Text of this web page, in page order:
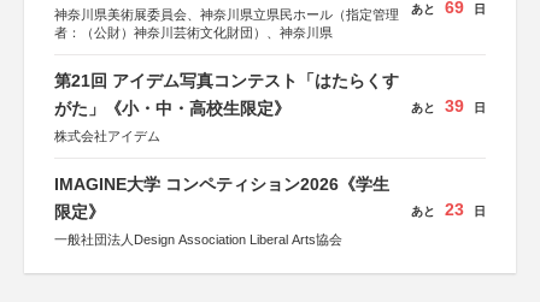
神奈川県美術展委員会、神奈川県立県民ホール（指定管理
者：（公財）神奈川芸術文化財団）、神奈川県
あと 69 日
第21回 アイデム写真コンテスト「はたらくす
がた」《小・中・高校生限定》
株式会社アイデム
あと 39 日
IMAGINE大学 コンペティション2026《学生
限定》
一般社団法人Design Association Liberal Arts協会
あと 23 日